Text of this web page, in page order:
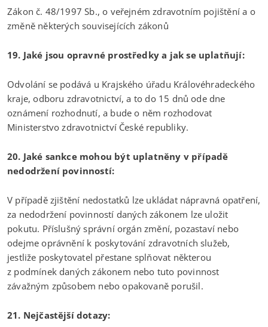
Zákon č. 48/1997 Sb., o veřejném zdravotním pojištění a o
změně některých souvisejících zákonů
19. Jaké jsou opravné prostředky a jak se uplatňují:
Odvolání se podává u Krajského úřadu Královéhradeckého
kraje, odboru zdravotnictví, a to do 15 dnů ode dne
oznámení rozhodnutí, a bude o něm rozhodovat
Ministerstvo zdravotnictví České republiky.
20. Jaké sankce mohou být uplatněny v případě
nedodržení povinností:
V případě zjištění nedostatků lze ukládat nápravná opatření,
za nedodržení povinností daných zákonem lze uložit
pokutu. Příslušný správní orgán změní, pozastaví nebo
odejme oprávnění k poskytování zdravotních služeb,
jestliže poskytovatel přestane splňovat některou
z podmínek daných zákonem nebo tuto povinnost
závažným způsobem nebo opakovaně porušil.
21. Nejčastější dotazy: